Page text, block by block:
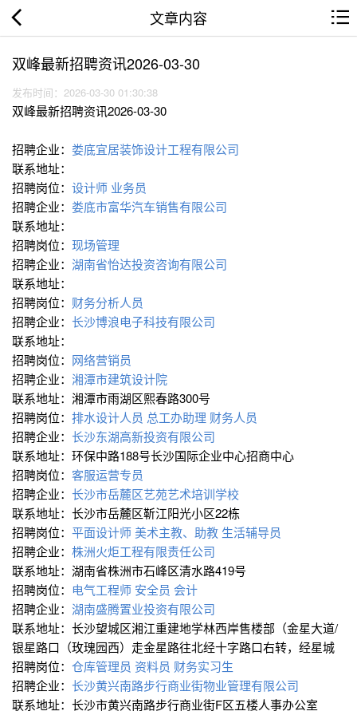
文章内容
双峰最新招聘资讯2026-03-30
发布时间：2026-03-30 01:30:38
双峰最新招聘资讯2026-03-30
招聘企业： 娄底宜居装饰设计工程有限公司
联系地址：
招聘岗位： 设计师 业务员
招聘企业： 娄底市富华汽车销售有限公司
联系地址：
招聘岗位： 现场管理
招聘企业： 湖南省怡达投资咨询有限公司
联系地址：
招聘岗位： 财务分析人员
招聘企业： 长沙博浪电子科技有限公司
联系地址：
招聘岗位： 网络营销员
招聘企业： 湘潭市建筑设计院
联系地址：湘潭市雨湖区熙春路300号
招聘岗位： 排水设计人员 总工办助理 财务人员
招聘企业： 长沙东湖高新投资有限公司
联系地址：环保中路188号长沙国际企业中心招商中心
招聘岗位： 客服运营专员
招聘企业： 长沙市岳麓区艺苑艺术培训学校
联系地址：长沙市岳麓区靳江阳光小区22栋
招聘岗位： 平面设计师美术主教、助教 生活辅导员
招聘企业： 株洲火炬工程有限责任公司
联系地址：湖南省株洲市石峰区清水路419号
招聘岗位： 电气工程师 安全员 会计
招聘企业： 湖南盛腾置业投资有限公司
联系地址：长沙望城区湘江重建地学林西岸售楼部（金星大道/
银星路口（玫瑰园西）走金星路往北经十字路口右转，经星城
招聘岗位： 仓库管理员 资料员 财务实习生
招聘企业： 长沙黄兴南路步行商业街物业管理有限公司
联系地址：长沙市黄兴南路步行商业街F区五楼人事办公室